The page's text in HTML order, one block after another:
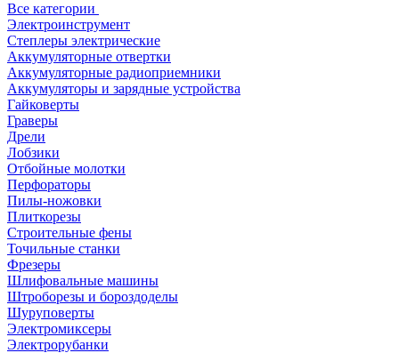
Все категории
Электроинструмент
Степлеры электрические
Аккумуляторные отвертки
Аккумуляторные радиоприемники
Аккумуляторы и зарядные устройства
Гайковерты
Граверы
Дрели
Лобзики
Отбойные молотки
Перфораторы
Пилы-ножовки
Плиткорезы
Строительные фены
Точильные станки
Фрезеры
Шлифовальные машины
Штроборезы и бороздоделы
Шуруповерты
Электромиксеры
Электрорубанки